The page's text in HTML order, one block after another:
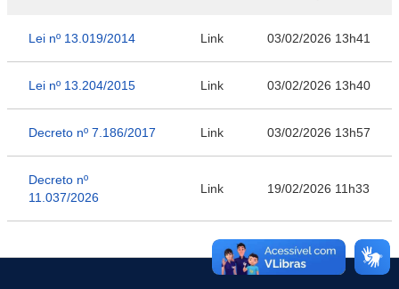
Lei nº 13.019/2014 Link 03/02/2026 13h41
Lei nº 13.204/2015 Link 03/02/2026 13h40
Decreto nº 7.186/2017 Link 03/02/2026 13h57
Decreto nº
11.037/2026
Link 19/02/2026 11h33